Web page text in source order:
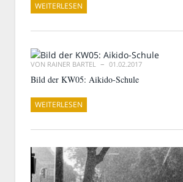
WEITERLESEN
VON RAINER BARTEL 01.02.2017
Bild der KW05: Aikido-Schule
WEITERLESEN